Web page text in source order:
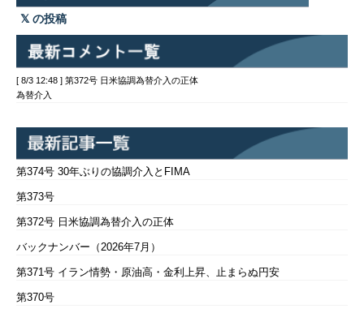
の投稿
[ 8/3 12:48 ] 第372号 日米協調為替介入の正体
為替介入
第374号 30年ぶりの協調介入とFIMA
第373号
第372号 日米協調為替介入の正体
バックナンバー（2026年7月）
第371号 イラン情勢・原油高・金利上昇、止まらぬ円安
第370号